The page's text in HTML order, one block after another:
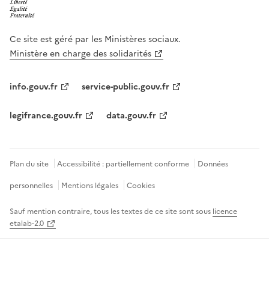
Ce site est géré par les Ministères sociaux.
Ministère en charge des solidarités
info.gouv.fr service-public.gouv.fr
legifrance.gouv.fr data.gouv.fr
Plan du site Accessibilité : partiellement conforme
Données
personnelles
Mentions légales Cookies
Sauf mention contraire, tous les textes de ce site sont sous licence
etalab-2.0